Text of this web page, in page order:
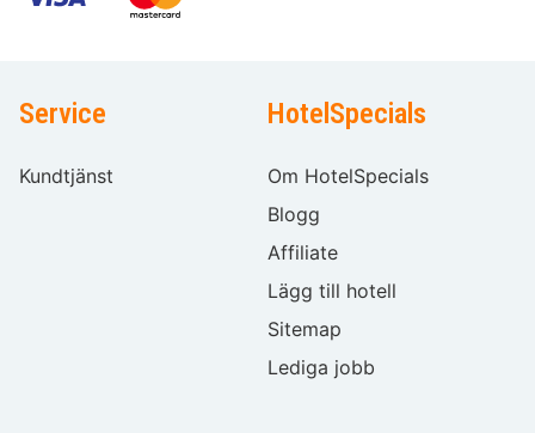
Service
Kundtjänst
HotelSpecials
Om HotelSpecials
Blogg
Affiliate
Lägg till hotell
Sitemap
Lediga jobb